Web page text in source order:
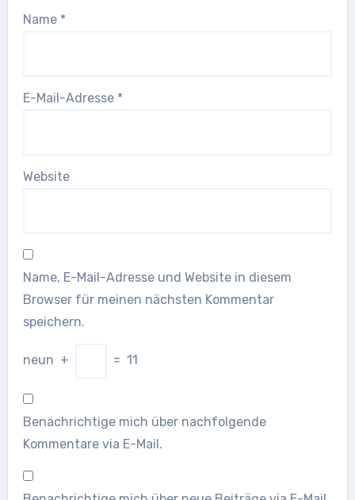
Name *
E-Mail-Adresse *
Website
Name, E-Mail-Adresse und Website in diesem
Browser für meinen nächsten Kommentar
speichern.
neun + = 11
Benachrichtige mich über nachfolgende
Kommentare via E-Mail.